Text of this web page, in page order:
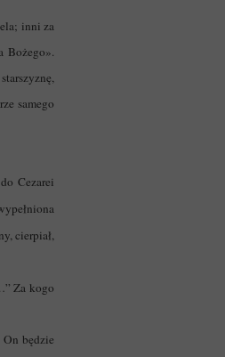
inni za
Bożego».
samego
Cezarei
cierpiał,
Za kogo
będzie